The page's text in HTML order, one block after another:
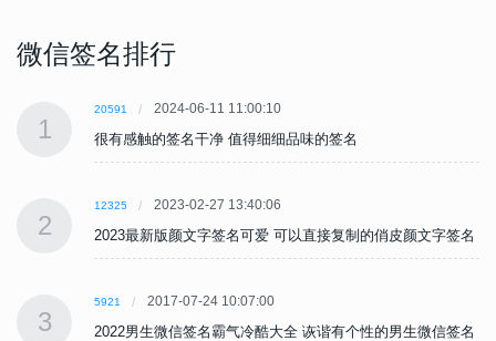
微信签名排行
1
20591 2024-06-11 11:00:10
很有感触的签名干净 值得细细品味的签名
2
12325 2023-02-27 13:40:06
2023最新版颜文字签名可爱 可以直接复制的俏皮颜文字签名
3
5921 2017-07-24 10:07:00
2022男生微信签名霸气冷酷大全 诙谐有个性的男生微信签名